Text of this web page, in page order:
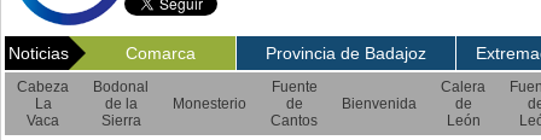
Noticias Comarca Provincia de Badajoz
Cabeza
La
Vaca
Bodonal
de la
Sierra
Monesterio
Fuente
de
Cantos
Bienvenida
Calera
de
León